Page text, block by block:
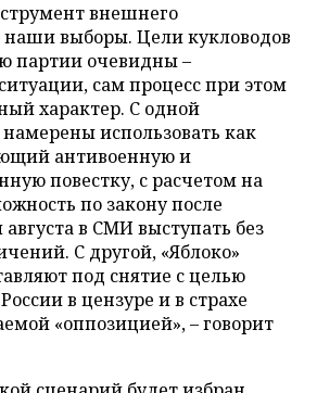
внешнего
наши выборы. Цели кукловодов
партии очевидны –
сам процесс при этом
характер. С одной
использовать как
антивоенную и
повестку, с расчетом на
по закону после
в СМИ выступать без
С другой, «Яблоко»
под снятие с целью
в цензуре и в страхе
«оппозицией», – говорит